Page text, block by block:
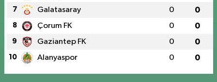
7 Galatasaray 0 0
8 Çorum FK 0 0
9 Gaziantep FK 0 0
10 Alanyaspor 0 0